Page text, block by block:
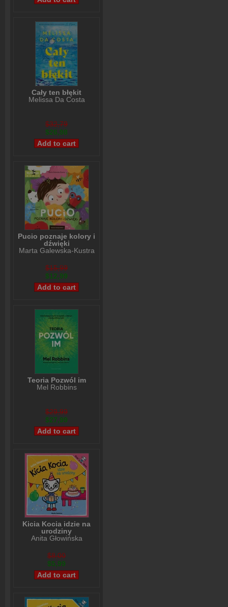
Cały ten błękit
Melissa Da Costa
$32,79
$26,98
Pucio poznaje kolory i
dźwięki
Marta Galewska-Kustra
$15,99
$12,99
Teoria Pozwól im
Mel Robbins
$29,99
$27,99
Kicia Kocia idzie na
urodziny
Anita Głowińska
$8,00
$5,99